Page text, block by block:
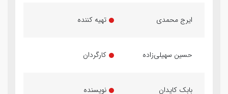
ایرج محمدی تهیه کننده
حسین سهیلی‌زاده کارگردان
بابک کایدان نویسنده